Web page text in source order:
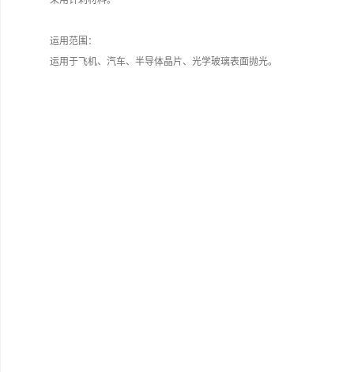
运用范围：
运用于飞机、汽车、半导体晶片、光学玻璃表面抛光。